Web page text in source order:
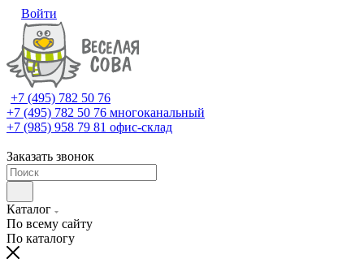
Войти
+7 (495) 782 50 76
+7 (495) 782 50 76 многоканальный
+7 (985) 958 79 81 офис-склад
Заказать звонок
Каталог
По всему сайту
По каталогу